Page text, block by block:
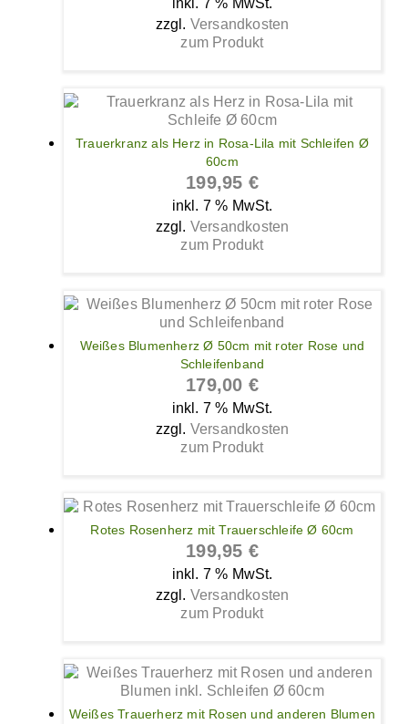
inkl. 7 % MwSt.
zzgl. Versandkosten
zum Produkt
Trauerkranz als Herz in Rosa-Lila mit Schleifen Ø
60cm
199,95 €
inkl. 7 % MwSt.
zzgl. Versandkosten
zum Produkt
Weißes Blumenherz Ø 50cm mit roter Rose und
Schleifenband
179,00 €
inkl. 7 % MwSt.
zzgl. Versandkosten
zum Produkt
Rotes Rosenherz mit Trauerschleife Ø 60cm
199,95 €
inkl. 7 % MwSt.
zzgl. Versandkosten
zum Produkt
Weißes Trauerherz mit Rosen und anderen Blumen